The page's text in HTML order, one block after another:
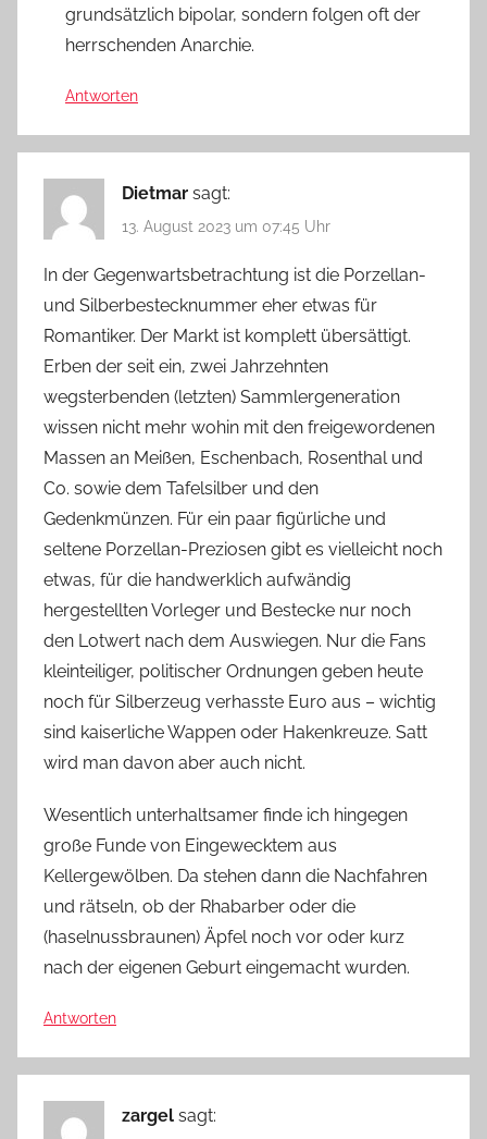
grundsätzlich bipolar, sondern folgen oft der
herrschenden Anarchie.
Antworten
Dietmar sagt:
13. August 2023 um 07:45 Uhr
In der Gegenwartsbetrachtung ist die Porzellan-
und Silberbestecknummer eher etwas für
Romantiker. Der Markt ist komplett übersättigt.
Erben der seit ein, zwei Jahrzehnten
wegsterbenden (letzten) Sammlergeneration
wissen nicht mehr wohin mit den freigewordenen
Massen an Meißen, Eschenbach, Rosenthal und
Co. sowie dem Tafelsilber und den
Gedenkmünzen. Für ein paar figürliche und
seltene Porzellan-Preziosen gibt es vielleicht noch
etwas, für die handwerklich aufwändig
hergestellten Vorleger und Bestecke nur noch
den Lotwert nach dem Auswiegen. Nur die Fans
kleinteiliger, politischer Ordnungen geben heute
noch für Silberzeug verhasste Euro aus – wichtig
sind kaiserliche Wappen oder Hakenkreuze. Satt
wird man davon aber auch nicht.
Wesentlich unterhaltsamer finde ich hingegen
große Funde von Eingewecktem aus
Kellergewölben. Da stehen dann die Nachfahren
und rätseln, ob der Rhabarber oder die
(haselnussbraunen) Äpfel noch vor oder kurz
nach der eigenen Geburt eingemacht wurden.
Antworten
zargel sagt: